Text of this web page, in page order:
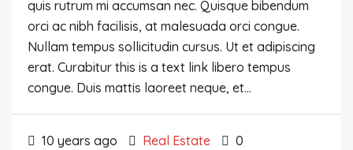
quis rutrum mi accumsan nec. Quisque bibendum
orci ac nibh facilisis, at malesuada orci congue.
Nullam tempus sollicitudin cursus. Ut et adipiscing
erat. Curabitur this is a text link libero tempus
congue. Duis mattis laoreet neque, et...
10 years ago Real Estate 0